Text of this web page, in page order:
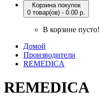
Корзина покупок
0 товар(ов) - 0.00 р.
В корзине пусто!
Домой
Производители
REMEDICA
REMEDICA